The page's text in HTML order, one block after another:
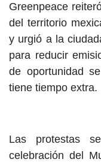
Greenpeace
del territorio
y urgió a la
para reducir
de oportunidad
tiene tiempo extra.
Las protestas
celebración del